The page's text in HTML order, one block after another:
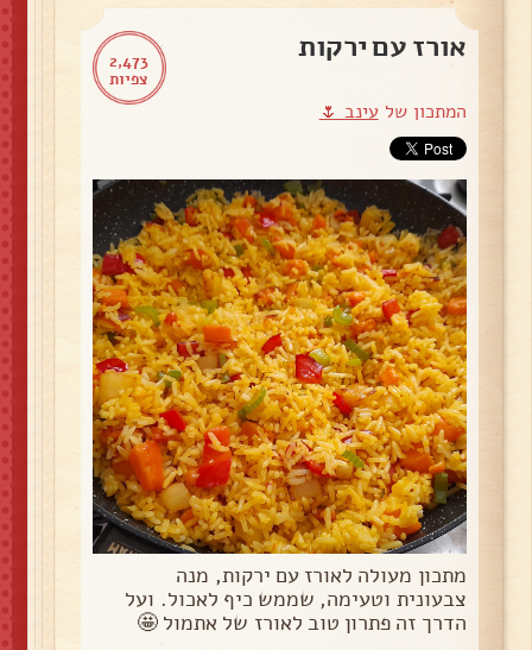
2,473
צפיות
אורז עם ירקות
המתכון שלעינב 🌷
מתכון מעולה לאורז עם ירקות, מנה
צבעונית וטעימה, שממש כיף לאכול. ועל
הדרך זה פתרון טוב לאורז של אתמול 🤩